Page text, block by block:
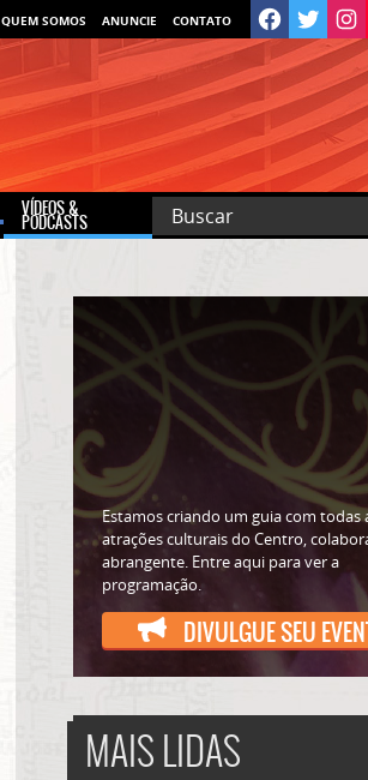
QUEM SOMOS ANUNCIE CONTATO
VÍDEOS &
PODCASTS
Estamos criando um guia com todas
atrações culturais do Centro,
abrangente. Entre aqui para ver a
programação.
DIVULGUE SEU
MAIS LIDAS